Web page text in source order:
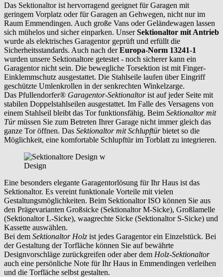
Das Sektionaltor ist hervorragend geeignet für Garagen mit
geringem Vorplatz oder für Garagen an Gehwegen, nicht nur im
Raum Emmendingen. Auch große Vans oder Geländewagen lassen
sich mühelos und sicher einparken. UnserSektionaltor mit Antrieb
wurde als elektrisches Garagentor geprüft und erfüllt die
Sicherheitsstandards. Auch nach derEuropa-Norm 13241-1
wurden unsere Sektionaltore getestet - noch sicherer kann ein
Garagentor nicht sein. Die bewegliche Torsektion ist mit Finger-
Einklemmschutz ausgestattet. Die Stahlseile laufen über Eingriff
geschützte Umlenkrollen in der senkrechten Winkelzarge.
Das Pfullendorfer® Garagentor-Sektionaltorist auf jeder Seite mit
stabilen Doppelstahlseilen ausgestattet. Im Falle des Versagens von
einem Stahlseil bleibt das Tor funktionsfähig. Beim Sektionaltor mit
Türmüssen Sie zum Betreten Ihrer Garage nicht immer gleich das
ganze Tor öffnen. Das Sektionaltor mit Schlupftürbietet so die
Möglichkeit, eine komfortable Schlupftür im Torblatt zu integrieren.
Design
Eine besonders elegante Garagentorlösung für Ihr Haus ist das
Sektionaltor. Es vereint funktionale Vorteile mit vielen
Gestaltungsmöglichkeiten. Beim Sektionaltor ISO können Sie aus
den Prägevarianten Großsicke (Sektionaltor M-Sicke), Großlamelle
(Sektionaltor L-Sicke), waagrechte Sicke (Sektionaltor S-Sicke) und
Kassette auswählen.
Bei dem Sektionaltor Holz ist jedes Garagentor ein Einzelstück. Bei
der Gestaltung der Torfläche können Sie auf bewährte
Designvorschläge zurückgreifen oder aber dem Holz-Sektionaltor
auch eine persönliche Note für Ihr Haus in Emmendingen verleihen
und die Torfläche selbst gestalten.